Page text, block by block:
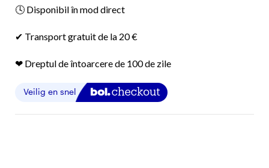
🕓 Disponibil în mod direct
✔ Transport gratuit de la 20 €
❤︎ Dreptul de întoarcere de 100 de zile